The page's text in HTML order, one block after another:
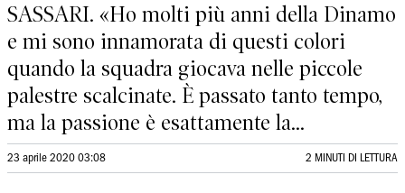
SASSARI. «Ho molti più anni della Dinamo
e mi sono innamorata di questi colori
quando la squadra giocava nelle piccole
palestre scalcinate. È passato tanto tempo,
ma la passione è esattamente la...
23 aprile 2020 03:08 2 MINUTI DI LETTURA